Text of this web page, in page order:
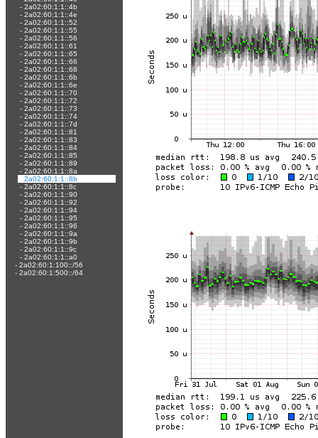
- 2a02:60:1:1::4b
- 2a02:60:1:1::4e
- 2a02:60:1:1::52
- 2a02:60:1:1::55
- 2a02:60:1:1::56
- 2a02:60:1:1::61
- 2a02:60:1:1::65
- 2a02:60:1:1::66
- 2a02:60:1:1::68
- 2a02:60:1:1::6b
- 2a02:60:1:1::6e
- 2a02:60:1:1::70
- 2a02:60:1:1::72
- 2a02:60:1:1::73
- 2a02:60:1:1::74
- 2a02:60:1:1::7d
- 2a02:60:1:1::81
- 2a02:60:1:1::83
- 2a02:60:1:1::84
- 2a02:60:1:1::85
- 2a02:60:1:1::89
- 2a02:60:1:1::8a
2a02:60:1:1::8b
- 2a02:60:1:1::8c
- 2a02:60:1:1::90
- 2a02:60:1:1::92
- 2a02:60:1:1::94
- 2a02:60:1:1::95
- 2a02:60:1:1::96
- 2a02:60:1:1::9a
- 2a02:60:1:1::9b
- 2a02:60:1:1::9c
- 2a02:60:1:1::a0
- 2a02:60:1:100::/56
- 2a02:60:1:500::/64